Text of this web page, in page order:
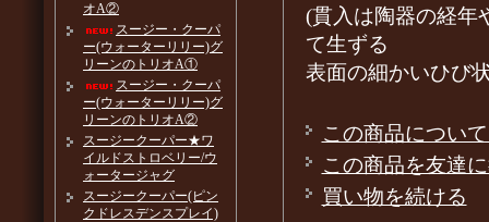
(貫入は陶器の経年
て生ずる
表面の細かいひび
この商品につい
この商品を友達
買い物を続ける
オA②
スージー・クーパ
ー(ウォーターリリー)グ
リーンのトリオA①
スージー・クーパ
ー(ウォーターリリー)グ
リーンのトリオA②
スージークーパー★ワ
イルドストロベリー/ウ
ォータージャグ
スージークーパー(ピン
クドレスデンスプレイ)